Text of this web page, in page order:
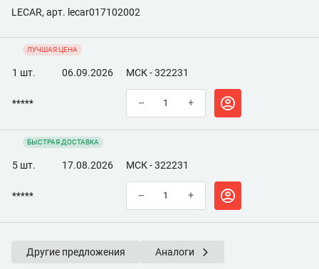
LECAR, арт. lecar017102002
ЛУЧШАЯ ЦЕНА
1 шт. 06.09.2026 МСК - 322231
***** – +
БЫСТРАЯ ДОСТАВКА
5 шт. 17.08.2026 МСК - 322231
***** – +
Другие предложения Аналоги